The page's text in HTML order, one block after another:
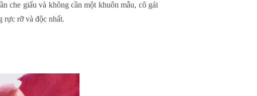
che giấu và không cần một khuôn mẫu, cô gái
rực rỡ và độc nhất.